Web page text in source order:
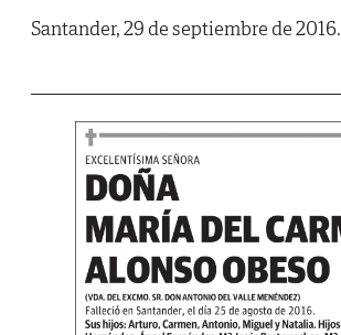
Santander, 29 de septiembre de 2016.